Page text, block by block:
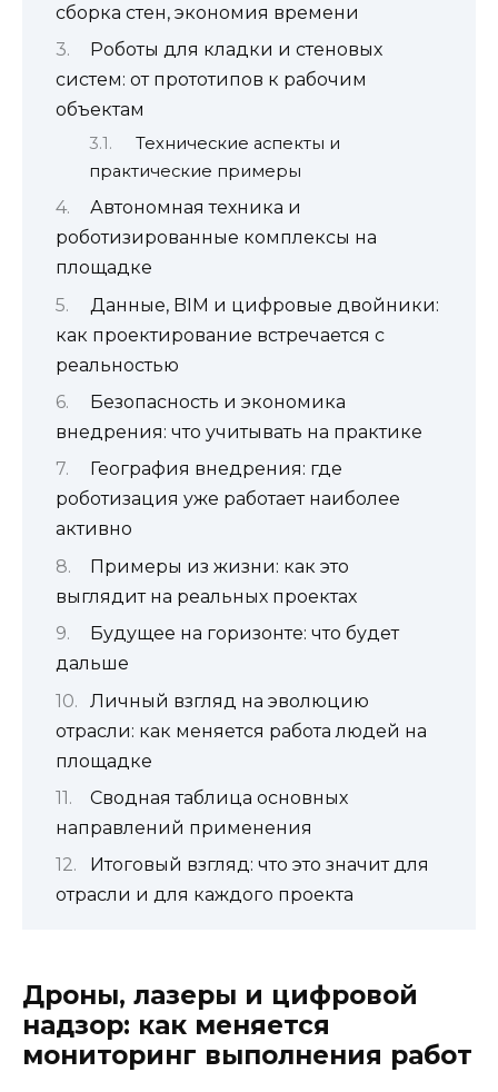
сборка стен, экономия времени
Роботы для кладки и стеновых
систем: от прототипов к рабочим
объектам
Технические аспекты и
практические примеры
Автономная техника и
роботизированные комплексы на
площадке
Данные, BIM и цифровые двойники:
как проектирование встречается с
реальностью
Безопасность и экономика
внедрения: что учитывать на практике
География внедрения: где
роботизация уже работает наиболее
активно
Примеры из жизни: как это
выглядит на реальных проектах
Будущее на горизонте: что будет
дальше
Личный взгляд на эволюцию
отрасли: как меняется работа людей на
площадке
Сводная таблица основных
направлений применения
Итоговый взгляд: что это значит для
отрасли и для каждого проекта
Дроны, лазеры и цифровой
надзор: как меняется
мониторинг выполнения работ